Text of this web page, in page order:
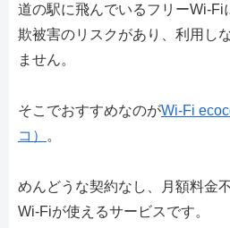
道の駅に飛んでいるフリーWi-Fi
欺被害のリスクがあり、利用し
ません。
そこでおすすめなのがWi-Fi
コ）
。
めんどうな契約なし、月額料金
Wi-Fiが使えるサービスです。